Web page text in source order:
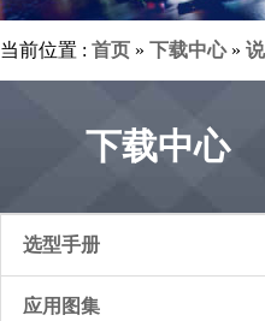
当前位置 : 首页 » 下载中心»
下载中心
选型手册
应用图集